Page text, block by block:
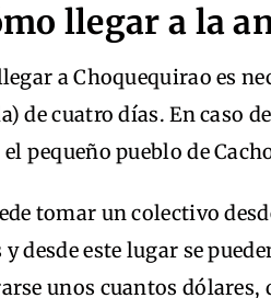
llegar a la
a Choquequirao es
de cuatro días. En caso
pequeño pueblo de
tomar un colectivo
y desde este lugar se
unos cuantos dólares,